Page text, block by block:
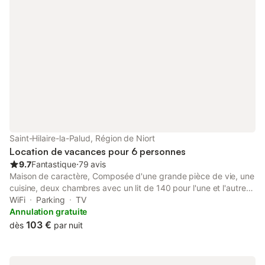
Saint-Hilaire-la-Palud, Région de Niort
Location de vacances pour 6 personnes
9.7Fantastique⋅79 avis
Maison de caractère, Composée d'une grande pièce de vie, une
cuisine, deux chambres avec un lit de 140 pour l'une et l'autre
deux lit de 90, salle de bains avec douche et 2 WC
indépendants, un salon de jardin, un barbecue, plancha, des
transats, une cabane de jardin où vous pouvez mettre en
WiFi Parking
TV
Annulation gratuite
dès 103 € par nuit